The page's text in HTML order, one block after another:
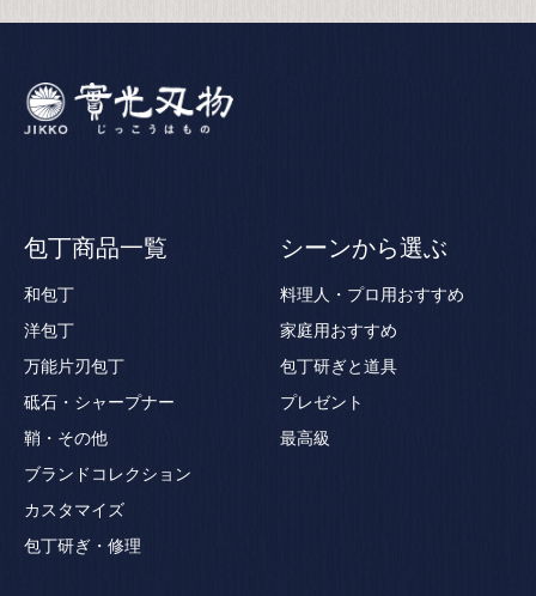
包丁商品一覧
和包丁
洋包丁
万能片刃包丁
砥石・シャープナー
鞘・その他
ブランドコレクション
カスタマイズ
包丁研ぎ・修理
シーンから選ぶ
料理人・プロ用おすすめ
家庭用おすすめ
包丁研ぎと道具
プレゼント
最高級